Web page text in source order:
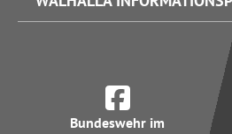
Bundeswehr im